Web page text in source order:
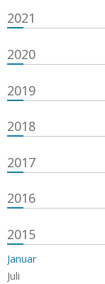
2021
2020
2019
2018
2017
2016
2015
Januar
Juli